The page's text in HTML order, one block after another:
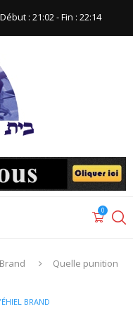
: 21:02‬ - Fin : ‪22:14‬
0
Quelle punition
BRAND